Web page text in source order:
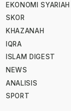
EKONOMI SYARIAH
SKOR
KHAZANAH
IQRA
ISLAM DIGEST
NEWS
ANALISIS
SPORT